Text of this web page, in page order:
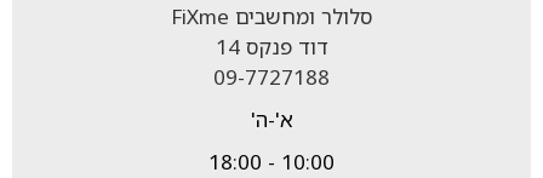
סלולר ומחשבים FiXme
דוד פנקס 14
09-7727188
א'-ה'
10:00 - 18:00